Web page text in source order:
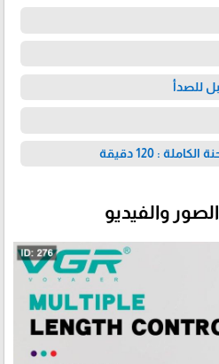
للصدأ
: 120 دقيقة
والفيديو